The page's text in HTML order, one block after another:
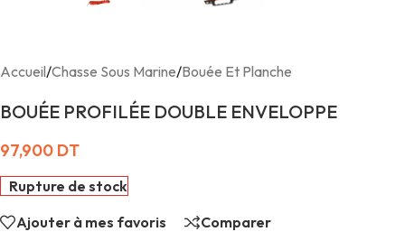
Accueil/Chasse Sous Marine/Bouée Et Planche
BOUÉE PROFILÉE DOUBLE ENVELOPPE
97,900 DT
Rupture de stock
Ajouter à mes favoris Comparer